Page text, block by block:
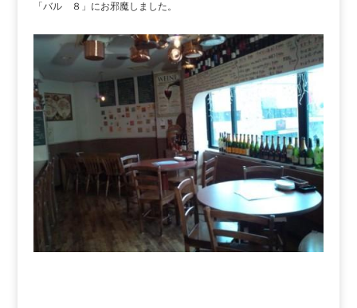
「バル ８」にお邪魔しました。